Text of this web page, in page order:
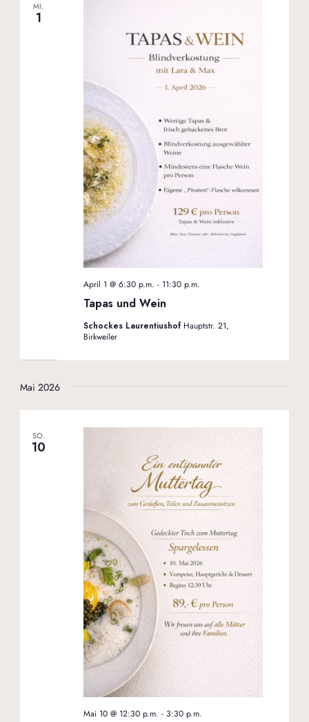
MI.
1
Tapas und Wein
April 1 @ 6:30 p.m. - 11:30 p.m.
Schockes Laurentiushof Hauptstr. 21,
Birkweiler
Mai 2026
SO.
10
Mai 10 @ 12:30 p.m. - 3:30 p.m.